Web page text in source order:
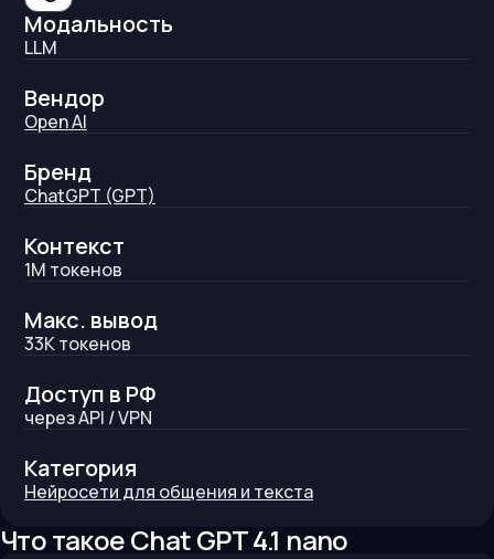
Модальность
LLM
Вендор
Open AI
Бренд
ChatGPT (GPT)
Контекст
1M токенов
Макс. вывод
33Kтокенов
Доступ в РФ
через API / VPN
Категория
Нейросети для общения и текста
Что такоеChat GPT 4.1 nano